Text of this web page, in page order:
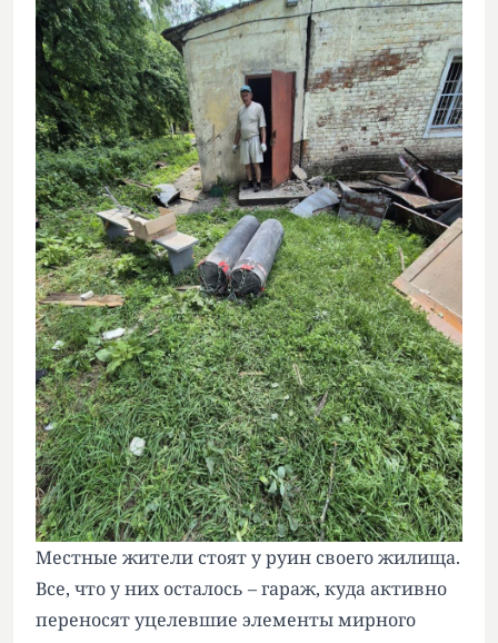
Местные жители стоят у руин своего жилища.
Все, что у них осталось – гараж, куда активно
переносят уцелевшие элементы мирного